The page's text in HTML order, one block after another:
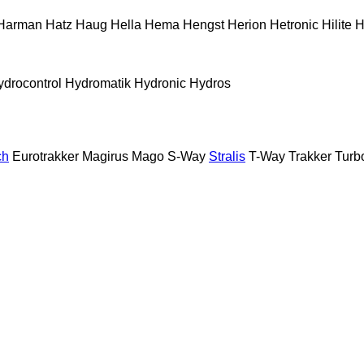
Hatz Haug Hella Hema Hengst Herion Hetronic Hilite
Hydromatik Hydronic Hydros
Eurotrakker Magirus Mago S-Way Stralis T-Way Trakker